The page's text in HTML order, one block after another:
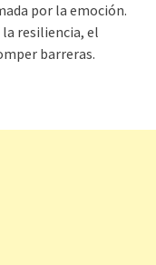
por la emoción.
resiliencia, el
barreras.